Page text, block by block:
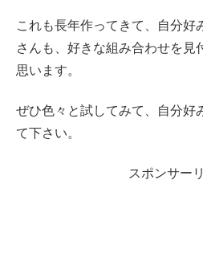
これも長年作ってきて、自分好
さんも、好きな組み合わせを見
思います。
ぜひ色々と試してみて、自分好
て下さい。
スポンサー